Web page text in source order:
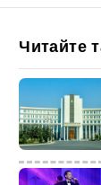
Читайте